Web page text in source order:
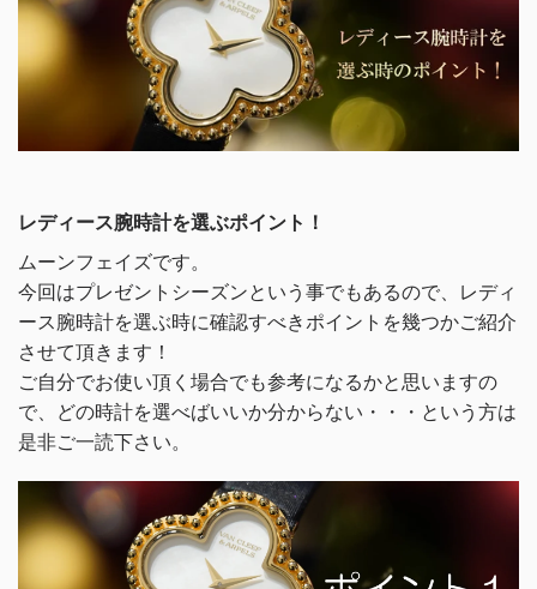
レディース腕時計を選ぶポイント！
ムーンフェイズです。
今回はプレゼントシーズンという事でもあるので、レディ
ース腕時計を選ぶ時に確認すべきポイントを幾つかご紹介
させて頂きます！
ご自分でお使い頂く場合でも参考になるかと思いますの
で、どの時計を選べばいいか分からない・・・という方は
是非ご一読下さい。